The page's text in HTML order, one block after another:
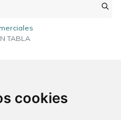
cookies
TABLA